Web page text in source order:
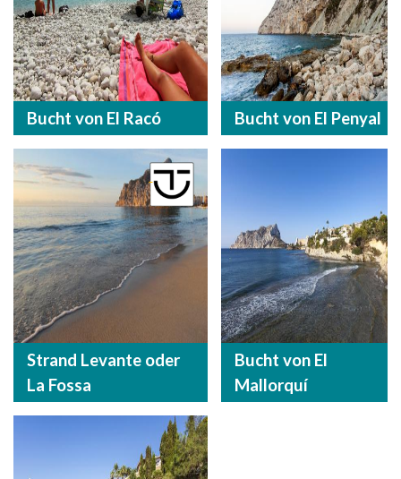
Bucht von El Racó Bucht von El Penyal
Strand Levante oder
La Fossa
Bucht von El
Mallorquí